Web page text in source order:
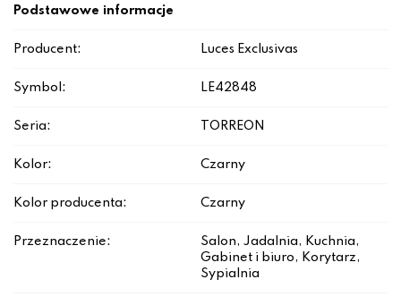
Podstawowe informacje
Producent: Luces Exclusivas
Symbol: LE42848
Seria: TORREON
Kolor: Czarny
Kolor producenta: Czarny
Przeznaczenie:
Salon, Jadalnia, Kuchnia,
Gabinet i biuro, Korytarz,
Sypialnia